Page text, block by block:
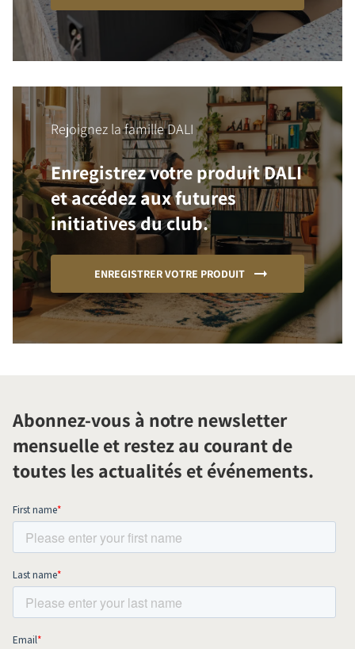
Rejoignez la famille DALI
Enregistrez votre produit DALI
et accédez aux futures
initiatives du club.
ENREGISTRER VOTRE PRODUIT
Abonnez-vous à notre newsletter
mensuelle et restez au courant de
toutes les actualités et événements.